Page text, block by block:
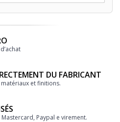
DU FABRICANT
et finitions.
Mastercard, Paypal e virement.